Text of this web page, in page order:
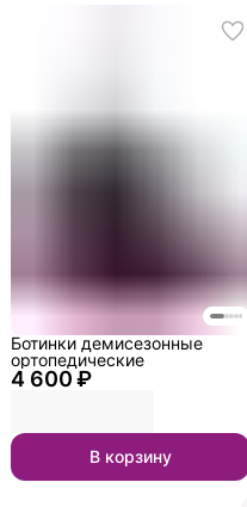
4 600 ₽
Ботинки демисезонные
ортопедические
В корзину